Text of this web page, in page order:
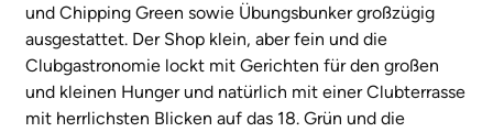
und Chipping Green sowie Übungsbunker großzügig
ausgestattet. Der Shop klein, aber fein und die
Clubgastronomie lockt mit Gerichten für den großen
und kleinen Hunger und natürlich mit einer Clubterrasse
mit herrlichsten Blicken auf das 18. Grün und die